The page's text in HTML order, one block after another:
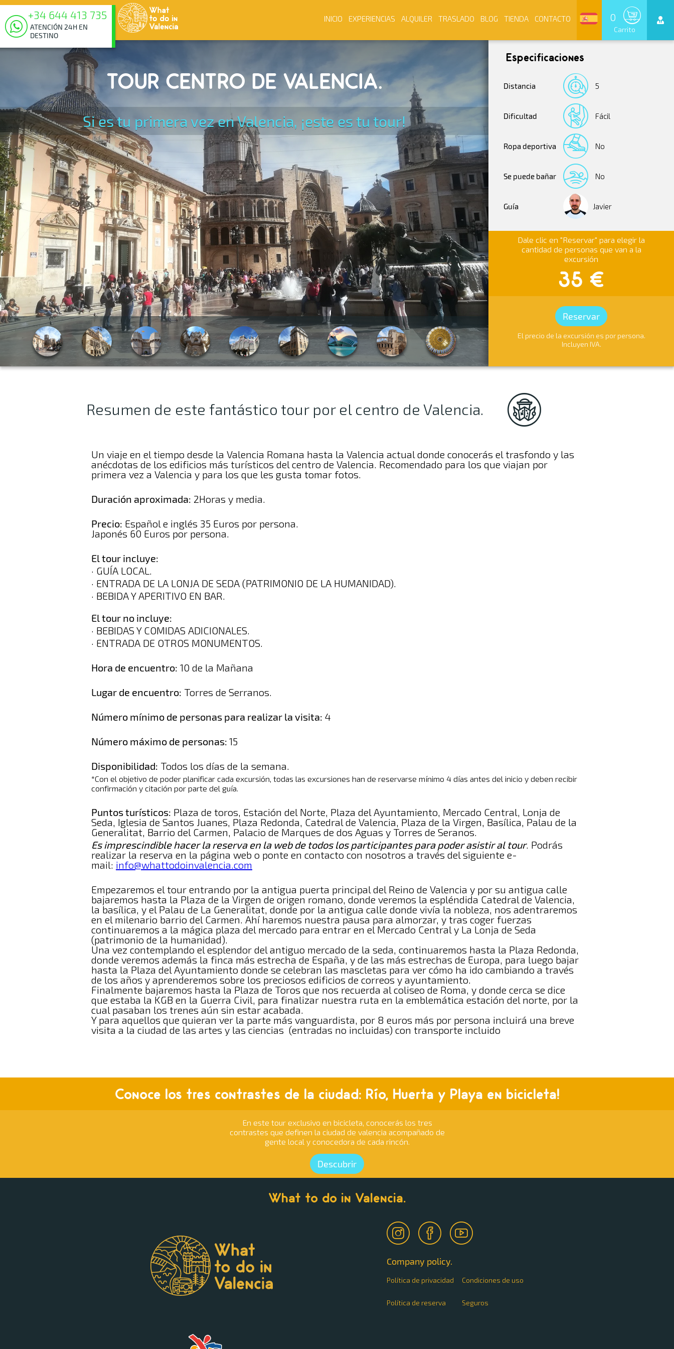
+34 644 413 735
ATENCIÓN 24H EN
DESTINO
0
Carrito
INICIO EXPERIENCIAS ALQUILER TRASLADO BLOG TIENDA CONTACTO
TOUR CENTRO DE VALENCIA.
Si es tu primera vez en Valencia, ¡este es tu tour!
Especificaciones
Distancia 5
Dificultad Fácil
Ropa deportiva No
Se puede bañar No
Guía Javier
Dale clic en "Reservar" para elegir la
cantidad de personas que van a la
excursión
35 €
Reservar
El precio de la excursión es por persona.
Incluyen IVA.
Resumen de este fantástico tour por el centro de Valencia.
Un viaje en el tiempo desde la Valencia Romana hasta la Valencia actual donde conocerás el trasfondo y las
anécdotas de los edificios más turísticos del centro de Valencia. Recomendado para los que viajan por
primera vez a Valencia y para los que les gusta tomar fotos.
Duración aproximada: 2Horas y media.
Precio: Español e inglés 35 Euros por persona.
Japonés 60 Euros por persona.
El tour incluye:
· GUÍA LOCAL.
· ENTRADA DE LA LONJA DE SEDA (PATRIMONIO DE LA HUMANIDAD).
· BEBIDA Y APERITIVO EN BAR.
El tour no incluye:
· BEBIDAS Y COMIDAS ADICIONALES.
· ENTRADA DE OTROS MONUMENTOS.
Hora de encuentro: 10 de la Mañana
Lugar de encuentro: Torres de Serranos.
Número mínimo de personas para realizar la visita: 4
Número máximo de personas: 15
Disponibilidad: Todos los días de la semana.
*Con el objetivo de poder planificar cada excursión, todas las excursiones han de reservarse mínimo 4 días antes del inicio y deben recibir
confirmación y citación por parte del guía.
Puntos turísticos: Plaza de toros, Estación del Norte, Plaza del Ayuntamiento, Mercado Central, Lonja de
Seda, Iglesia de Santos Juanes, Plaza Redonda, Catedral de Valencia, Plaza de la Virgen, Basílica, Palau de la
Generalitat, Barrio del Carmen, Palacio de Marques de dos Aguas y Torres de Seranos.
Es imprescindible hacer la reserva en la web de todos los participantes para poder asistir al tour. Podrás
realizar la reserva en la página web o ponte en contacto con nosotros a través del siguiente e-
mail: info@whattodoinvalencia.com
Empezaremos el tour entrando por la antigua puerta principal del Reino de Valencia y por su antigua calle
bajaremos hasta la Plaza de la Virgen de origen romano, donde veremos la espléndida Catedral de Valencia,
la basílica, y el Palau de La Generalitat, donde por la antigua calle donde vivía la nobleza, nos adentraremos
en el milenario barrio del Carmen. Ahí haremos nuestra pausa para almorzar, y tras coger fuerzas
continuaremos a la mágica plaza del mercado para entrar en el Mercado Central y La Lonja de Seda
(patrimonio de la humanidad).
Una vez contemplando el esplendor del antiguo mercado de la seda, continuaremos hasta la Plaza Redonda,
donde veremos además la finca más estrecha de España, y de las más estrechas de Europa, para luego bajar
hasta la Plaza del Ayuntamiento donde se celebran las mascletas para ver cómo ha ido cambiando a través
de los años y aprenderemos sobre los preciosos edificios de correos y ayuntamiento.
Finalmente bajaremos hasta la Plaza de Toros que nos recuerda al coliseo de Roma, y donde cerca se dice
que estaba la KGB en la Guerra Civil, para finalizar nuestra ruta en la emblemática estación del norte, por la
cual pasaban los trenes aún sin estar acabada.
Y para aquellos que quieran ver la parte más vanguardista, por 8 euros más por persona incluirá una breve
visita a la ciudad de las artes y las ciencias (entradas no incluidas) con transporte incluido
Conoce los tres contrastes de la ciudad: Río, Huerta y Playa en bicicleta!
En este tour exclusivo en bicicleta, conocerás los tres
contrastes que definen la ciudad de valencia acompañado de
gente local y conocedora de cada rincón.
Descubrir
What to do in Valencia.
Company policy.
Política de privacidad Condiciones de uso
Política de reserva Seguros